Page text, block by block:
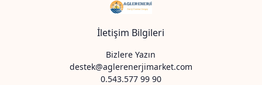
İletişim Bilgileri
Bizlere Yazın
destek@aglerenerjimarket.com
0.543.577 99 90